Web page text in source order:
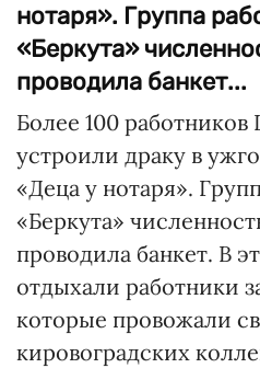
нотаря». Группа
«Беркута»
проводила банкет...
Более 100 работников
устроили драку в
«Деца у нотаря».
«Беркута»
проводила банкет. В
отдыхали работники
которые провожали
кировоградских